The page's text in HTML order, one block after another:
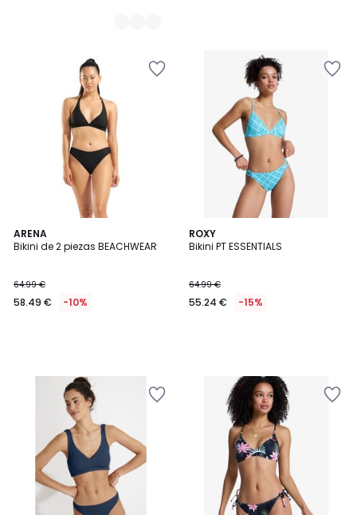
ARENA
Bikini de 2 piezas BEACHWEAR
64.99 €
58.49 € -10%
ROXY
Bikini PT ESSENTIALS
64.99 €
55.24 € -15%